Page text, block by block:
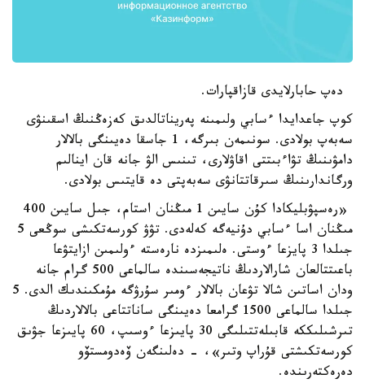
دەپ حابارلايدى قازاقپارات.
كوپ جاعدايدا ءسابي ولىمىنە پەريناتالدىق كەزەڭنىڭ اسقىنۋى
سەبەپ بولادى. سونىمەن بىرگە، 1 جاسقا دەيىنگى بالالار
دامۋىنىڭ تۋاءبىتتى اقاۋلارى، تىنىس الۋ جانە قان اينالىم
ورگاندارىنىڭ سىرقاتتانۋى سەبەپتى دە قايتىس بولادى.
«رەسپۋبليكادا كۇن سايىن 1 مىڭنان استام، جىل سايىن 400
مىڭنان اسا ءسابي دۇنيەگە كەلەدى. تۋۋ كورسەتكىشى سوڭعى 5
جىلدا 3 پايزعا ءوستى. ەلىمىزدە نارەستە ءولىمىن ازايتۋعا
باعىتتالعان شارالاردىڭ ناتيجەسىندە سالماعى 500 گرام جانە
ودان اساتىن شالا تۋعان بالالار ءومىر سۇرۋگە مۇمكىندىك الدى. 5
جىلدا سالماعى 1500 گرامعا دەيىنگى ساناتتاعى بالالاردىڭ
تىرشىلىككە قابىلەتتىلىگى 30 پايىزعا ءوسىپ، 60 پايىزعا جۋىق
كورسەتكىشتى قۇراپ وتىر»، - دەلىنگەن ۆەدومستۆو
دەرەكتەرىندە.